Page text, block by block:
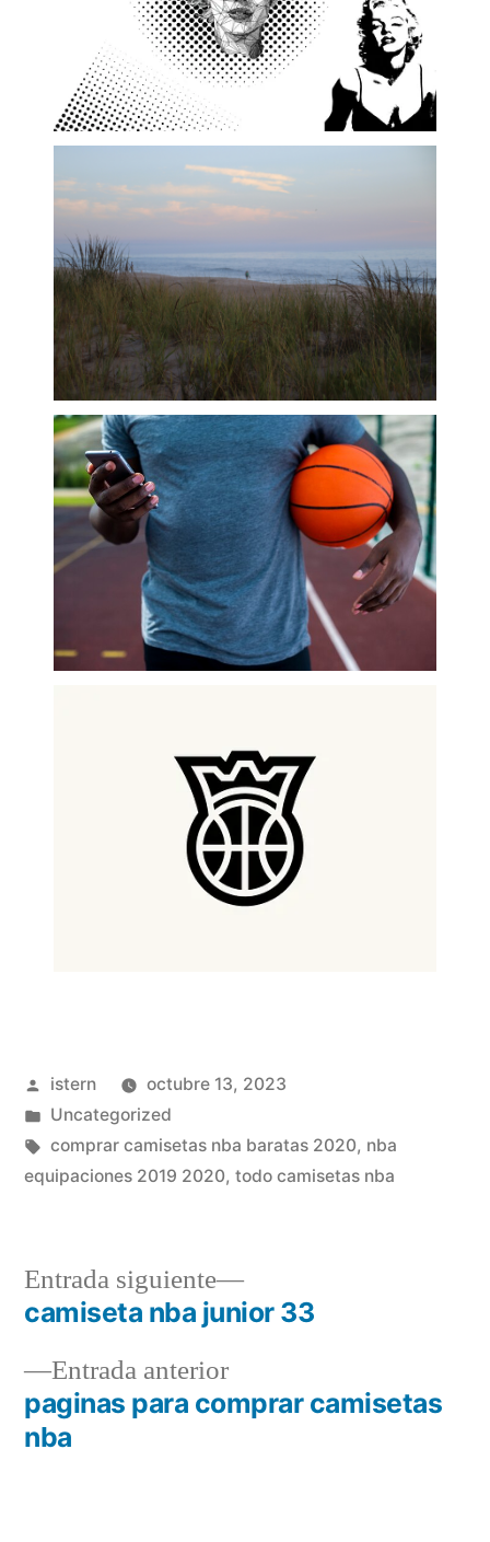
Publicado
por
istern
octubre 13, 2023
Publicado
en
Uncategorized
Etiquetas:
comprar camisetas nba baratas 2020, nba
equipaciones 2019 2020, todo camisetas nba
Navegación
de
entradas
Entrada anteriorEntrada
anterior:
paginas para comprar camisetas
nba
Entrada siguiente
Entrada
siguiente:
camiseta nba junior 33